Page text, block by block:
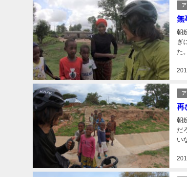
無
朝
ぎになっていた
た
再
朝起
だ
い
す